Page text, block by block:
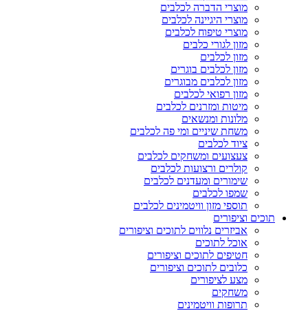
מוצרי הדברה לכלבים
מוצרי היגיינה לכלבים
מוצרי טיפוח לכלבים
מזון לגורי כלבים
מזון לכלבים
מזון לכלבים בוגרים
מזון לכלבים מבוגרים
מזון רפואי לכלבים
מיטות ומזרנים לכלבים
מלונות ומנשאים
משחת שיניים ומי פה לכלבים
ציוד לכלבים
צעצועים ומשחקים לכלבים
קולרים ורצועות לכלבים
שימורים ומעדנים לכלבים
שמפו לכלבים
תוספי מזון וויטמינים לכלבים
תוכים וציפורים
אביזרים נלווים לתוכים וציפורים
אוכל לתוכים
חטיפים לתוכים וציפורים
כלובים לתוכים וציפורים
מצע לציפורים
משחקים
תרופות וויטמינים